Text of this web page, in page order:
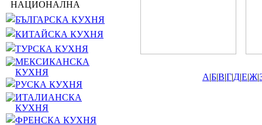
НАЦИОНАЛНА
БЪЛГАРСКА КУХНЯ
КИТАЙСКА КУХНЯ
ТУРСКА КУХНЯ
МЕКСИКАНСКА
КУХНЯ
РУСКА КУХНЯ
ИТАЛИАНСКА
КУХНЯ
ФРЕНСКА КУХНЯ
А|Б|В|Г|Д|Е|Ж|